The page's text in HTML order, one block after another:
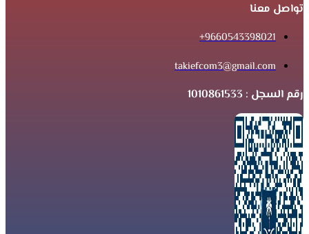
تواصل معنا
9660543398021+
takiefcom3@gmail.com
رقم السجل : 1010861533